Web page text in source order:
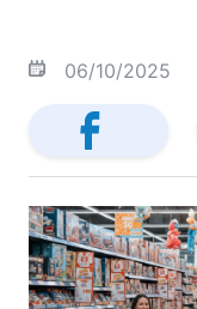
06/10/2025